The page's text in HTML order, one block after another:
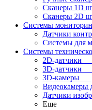
Сканеры 1D
Сканеры 2D
Системы
Датчики
Системы для
Системы
2D-датчики
3D-датчики
3D-камеры
Видеокамеры
Датчики
Еще